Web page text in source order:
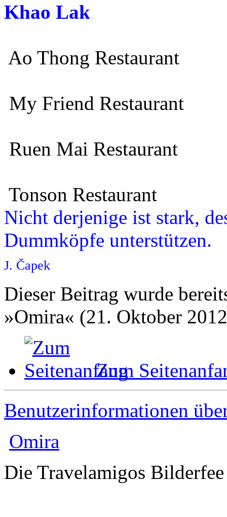
Khao Lak
Ao Thong Restaurant
My Friend Restaurant
Ruen Mai Restaurant
Tonson Restaurant
Nicht derjenige ist stark,
Dummköpfe unterstützen.
J. Čapek
Dieser Beitrag wurde
»Omira« (21. Oktober
Zum
Benutzerinformationen
Omira
Die Travelamigos Bilderfee